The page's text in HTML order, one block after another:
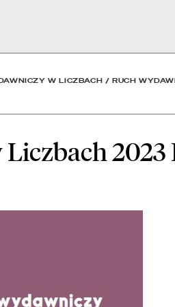
- Biblioteka
W LICZBACH / RUCH
2023